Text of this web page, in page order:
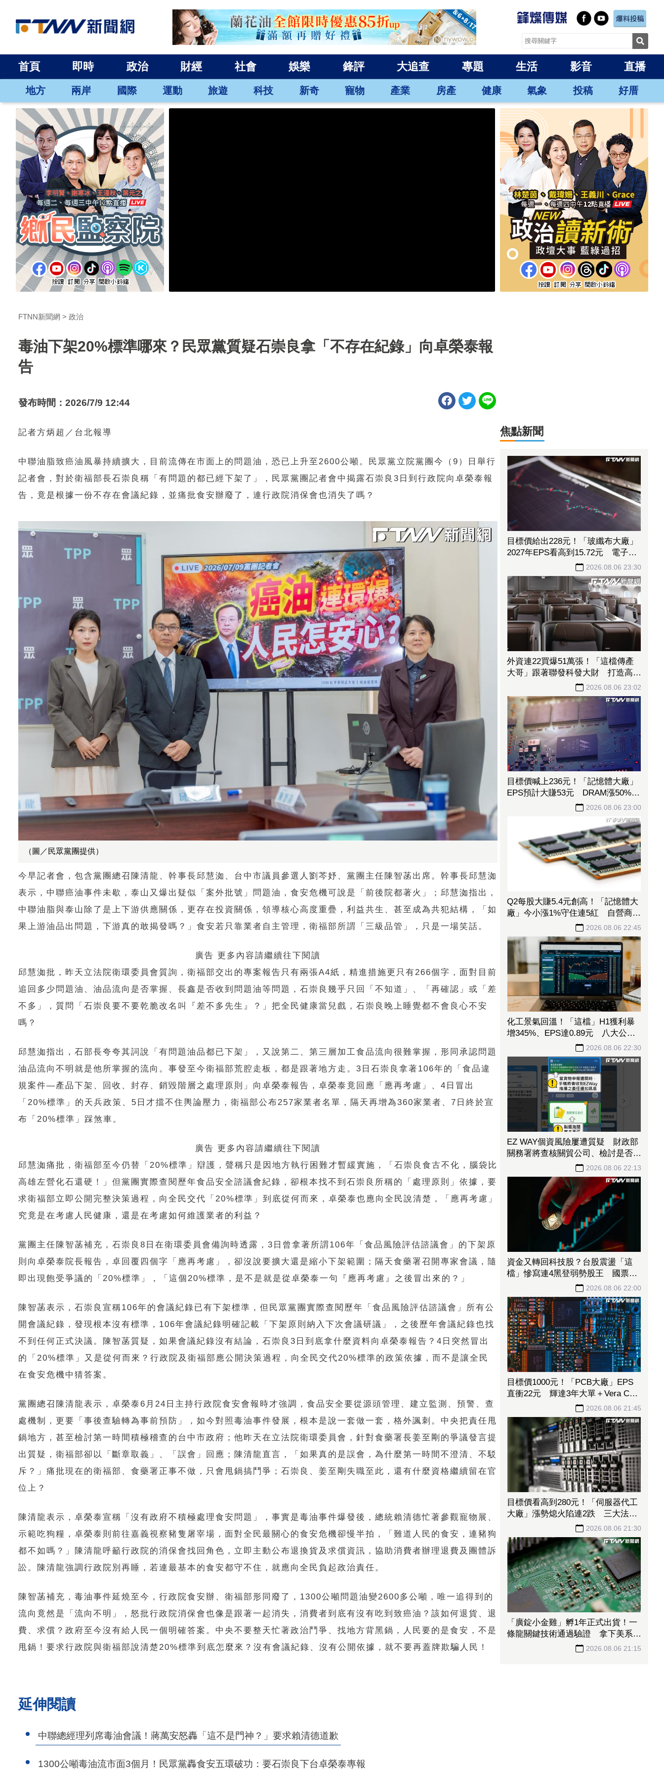
首頁 即時 政治 財經 社會 娛樂 鋒評 大追查 專題 生活 影音 直播
地方 兩岸 國際 運動 旅遊 科技 新奇 寵物 產業 房產 健康 氣象 投稿 好厝
FTNN新聞網 政治
毒油下架20%標準哪來？民眾黨質疑石崇良拿「不存在紀錄」向卓榮泰報
告
發布時間：2026/7/9 12:44
記者方炳超／台北報導
中聯油脂致癌油風暴持續擴大，目前流傳在市面上的問題油，恐已上升至2600公噸。民眾黨立院黨團今（9）日舉行
記者會，對於衛福部長石崇良稱「有問題的都已經下架了」，民眾黨團記者會中揭露石崇良3日到行政院向卓榮泰報
告，竟是根據一份不存在會議紀錄，並痛批食安辦廢了，連行政院消保會也消失了嗎？
（圖／民眾黨團提供）
今早記者會，包含黨團總召陳清龍、幹事長邱慧洳、台中市議員參選人劉芩妤、黨團主任陳智菡出席。幹事長邱慧洳
表示，中聯癌油事件未歇，泰山又爆出疑似「案外批號」問題油，食安危機可說是「前後院都著火」；邱慧洳指出，
中聯油脂與泰山除了是上下游供應關係，更存在投資關係，領導核心高度重疊，利益共生、甚至成為共犯結構，「如
果上游油品出問題，下游真的敢揭發嗎？」食安若只靠業者自主管理，衛福部所謂「三級品管」，只是一場笑話。
廣告 更多內容請繼續往下閱讀
邱慧洳批，昨天立法院衛環委員會質詢，衛福部交出的專案報告只有兩張A4紙，精進措施更只有266個字，面對目前
追回多少問題油、油品流向是否掌握、長鑫是否收到問題油等問題，石崇良幾乎只回「不知道」、「再確認」或「差
不多」，質問「石崇良要不要乾脆改名叫『差不多先生』？」把全民健康當兒戲，石崇良晚上睡覺都不會良心不安
嗎？
邱慧洳指出，石部長夸夸其詞說「有問題油品都已下架」，又說第二、第三層加工食品流向很難掌握，形同承認問題
油品流向不明就是他所掌握的流向。事發至今衛福部荒腔走板，都是跟著地方走。3日石崇良拿著106年的「食品違
規案件—產品下架、回收、封存、銷毀階層之處理原則」向卓榮泰報告，卓榮泰竟回應「應再考慮」、4日冒出
「20%標準」的天兵政策、5日才擋不住輿論壓力，衛福部公布257家業者名單，隔天再增為360家業者、7日終於宣
布「20%標準」踩煞車。
廣告 更多內容請繼續往下閱讀
邱慧洳痛批，衛福部至今仍替「20%標準」辯護，聲稱只是因地方執行困難才暫緩實施，「石崇良食古不化，腦袋比
高雄左營化石還硬！」但黨團實際查閱歷年食品安全諮議會紀錄，卻根本找不到石崇良所稱的「處理原則」依據，要
求衛福部立即公開完整決策過程，向全民交代「20%標準」到底從何而來，卓榮泰也應向全民說清楚，「應再考慮」
究竟是在考慮人民健康，還是在考慮如何維護業者的利益？
黨團主任陳智菡補充，石崇良8日在衛環委員會備詢時透露，3日曾拿著所謂106年「食品風險評估諮議會」的下架原
則向卓榮泰院長報告，卓回覆四個字「應再考慮」，卻沒說要擴大還是縮小下架範圍；隔天食藥署召開專家會議，隨
即出現飽受爭議的「20%標準」，「這個20%標準，是不是就是從卓榮泰一句『應再考慮』之後冒出來的？」
陳智菡表示，石崇良宣稱106年的會議紀錄已有下架標準，但民眾黨團實際查閱歷年「食品風險評估諮議會」所有公
開會議紀錄，發現根本沒有標準，106年會議紀錄明確記載「下架原則納入下次會議研議」，之後歷年會議紀錄也找
不到任何正式決議。陳智菡質疑，如果會議紀錄沒有結論，石崇良3日到底拿什麼資料向卓榮泰報告？4日突然冒出
的「20%標準」又是從何而來？行政院及衛福部應公開決策過程，向全民交代20%標準的政策依據，而不是讓全民
在食安危機中猜答案。
黨團總召陳清龍表示，卓榮泰6月24日主持行政院食安會報時才強調，食品安全要從源頭管理、建立監測、預警、查
處機制，更要「事後查驗轉為事前預防」，如今對照毒油事件發展，根本是說一套做一套，格外諷刺。中央把責任甩
鍋地方，甚至檢討第一時間積極稽查的台中市政府；他昨天在立法院衛環委員會，針對食藥署長姜至剛的爭議發言提
出質疑，衛福部卻以「斷章取義」、「誤會」回應；陳清龍直言，「如果真的是誤會，為什麼第一時間不澄清、不駁
斥？」痛批現在的衛福部、食藥署正事不做，只會甩鍋搞鬥爭；石崇良、姜至剛失職至此，還有什麼資格繼續留在官
位上？
陳清龍表示，卓榮泰宣稱「沒有政府不積極處理食安問題」，事實是毒油事件爆發後，總統賴清德忙著參觀寵物展、
示範吃狗糧，卓榮泰則前往嘉義視察豬隻屠宰場，面對全民最關心的食安危機卻慢半拍，「難道人民的食安，連豬狗
都不如嗎？」陳清龍呼籲行政院的消保會找回角色，立即主動公布退換貨及求償資訊，協助消費者辦理退費及團體訴
訟。陳清龍強調行政院別再睡，若連最基本的食安都守不住，就應向全民負起政治責任。
陳智菡補充，毒油事件延燒至今，行政院食安辦、衛福部形同廢了，1300公噸問題油變2600多公噸，唯一追得到的
流向竟然是「流向不明」，怒批行政院消保會也像是跟著一起消失，消費者到底有沒有吃到致癌油？該如何退貨、退
費、求償？政府至今沒有給人民一個明確答案。中央不要整天忙著政治鬥爭、找地方背黑鍋，人民要的是食安，不是
甩鍋！要求行政院與衛福部說清楚20%標準到底怎麼來？沒有會議紀錄、沒有公開依據，就不要再蓋牌欺騙人民！
延伸閱讀
中聯總經理列席毒油會議！蔣萬安怒轟「這不是門神？」要求賴清德道歉
1300公噸毒油流市面3個月！民眾黨轟食安五環破功：要石崇良下台卓榮泰專報
焦點新聞
目標價給出228元！「玻纖布大廠」
2027年EPS看高到15.72元 電子材
料放量＋轉投資挹注營收2026.08.06 23:30
外資連22買爆51萬張！「這檔傳產
大哥」跟著聯發科發大財 打造高效
2026.08.06 23:02
目標價喊上236元！「記憶體大廠」
EPS預計大賺53元 DRAM漲50%、
Flash漲30%獲利大增 2026.08.06 23:00
Q2每股大賺5.4元創高！「記憶體大
廠」今小漲1%守住連5紅 自營商卻
脫手449張、抱回7549萬元2026.08.06 22:45
化工景氣回溫！「這檔」H1獲利暴
增345%、EPS達0.89元 八大公股
2026.08.06 22:30
EZ WAY個資風險屢遭質疑 財政部
關務署將查核關貿公司、檢討是否統
2026.08.06 22:13
資金又轉回科技股？台股震盪「這
檔」慘寫連4黑登弱勢股王 國票
金、潤泰新也淪大盤刀下魂2026.08.06 22:00
目標價1000元！「PCB大廠」EPS
直衝22元 輝達3年大單＋Vera CPU
市占率破5成後市看旺2026.08.06 21:45
目標價看高到280元！「伺服器代工
大廠」漲勢熄火陷連2跌 三大法人
今出清1.1萬張、抽回21億元2026.08.06 21:30
「廣錠小金雞」孵1年正式出貨！一
條龍關鍵技術通過驗證 拿下美系網
2026.08.06 21:15